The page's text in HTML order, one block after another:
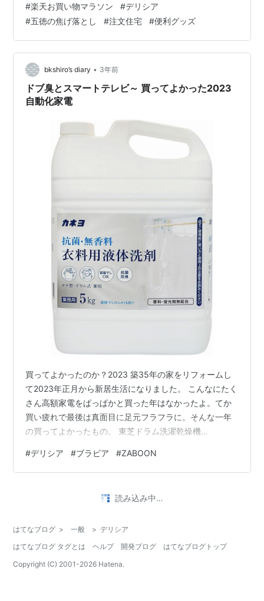
ティック！です。 ピカスティックは、とても崩れやすい
天然素材でできていて、 軽くこするだけで粒子が砕け、
しつこい汚れをかき取ります。 カッターで簡単に切れる
ので、…
#楽天お買い物マラソン #デリシア
#五徳の焦げ落とし #注文住宅 #便利グッズ
bkshiro’s diary • 3年前
ドブ臭とスマートテレビ～ 買ってよかった2023
自動化家電
買ってよかったのか？2023 築35年の家をリフォームし
て2023年正月から新居生活になりました。 こんなにたく
さん高額家電をぱっぱかと買った年はなかったよ。てか
買い疲れで最後は真面目に足元フラフラに。そんな一年
の買ってよかったもの。 東芝ドラム洗濯乾燥機
え。リフォーム前は屋外設置だったのでボロボロだっ
た。新居なので高額家電をいろいろ買っていたため、溜
ずけと言い値で買ってしまった。 ドブ臭に悩む夏 Ag+抗
ど、今年の猛暑には勝てなかったのか…
#デリシア #ブラビア #ZABOON
読み込み中…
はてなブログ > 一般 > デリシア
はてなブログ タグとは
ヘルプ 開発ブログ
はてなブログトップ
Copyright (C) 2001-2026 Hatena.